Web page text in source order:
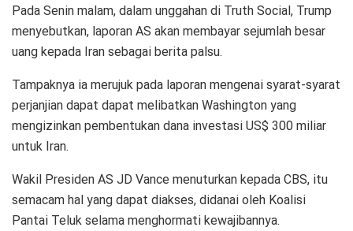
Pada Senin malam, dalam unggahan di Truth Social, Trump
menyebutkan, laporan AS akan membayar sejumlah besar
uang kepada Iran sebagai berita palsu.
Tampaknya ia merujuk pada laporan mengenai syarat-syarat
perjanjian dapat dapat melibatkan Washington yang
mengizinkan pembentukan dana investasi US$ 300 miliar
untuk Iran.
Wakil Presiden AS JD Vance menuturkan kepada CBS, itu
semacam hal yang dapat diakses, didanai oleh Koalisi
Pantai Teluk selama menghormati kewajibannya.